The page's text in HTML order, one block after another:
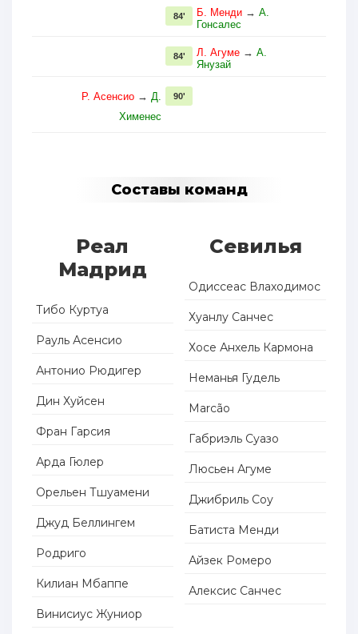
Б. Менди → А.
Гонсалес
84'
Л. Агуме → А.
Янузай
84'
Р. Асенсио → Д.
Хименес
90'
Составы команд
Реал
Мадрид
Тибо Куртуа
Рауль Асенсио
Антонио Рюдигер
Дин Хуйсен
Фран Гарсия
Арда Гюлер
Орельен Тшуамени
Джуд Беллингем
Родриго
Килиан Мбаппе
Винисиус Жуниор
Севилья
Одиссеас Влаходимос
Хуанлу Санчес
Хосе Анхель Кармона
Неманья Гудель
Marcão
Габриэль Суазо
Люсьен Агуме
Джибриль Соу
Батиста Менди
Айзек Ромеро
Алексис Санчес